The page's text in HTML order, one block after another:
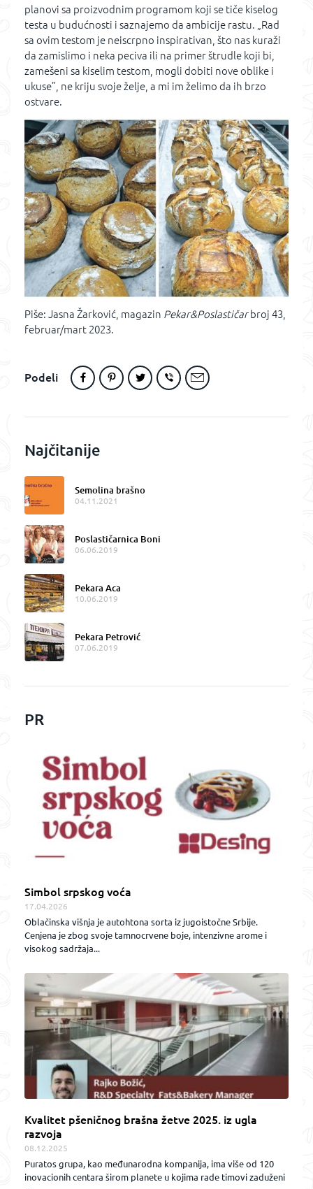
planovi sa proizvodnim programom koji se tiče kiselog
testa u budućnosti i saznajemo da ambicije rastu. „Rad
sa ovim testom je neiscrpno inspirativan, što nas kuraži
da zamislimo i neka peciva ili na primer štrudle koji bi,
zamešeni sa kiselim testom, mogli dobiti nove oblike i
ukuse”, ne kriju svoje želje, a mi im želimo da ih brzo
ostvare.
Piše: Jasna Žarković, magazin Pekar&Poslastičarbroj 43,
februar/mart 2023.
Podeli
Najčitanije
Semolina brašno
04.11.2021
Poslastičarnica Boni
06.06.2019
Pekara Aca
10.06.2019
Pekara Petrović
07.06.2019
PR
Simbol srpskog voća
17.04.2026
Oblačinska višnja je autohtona sorta iz jugoistočne Srbije.
Cenjena je zbog svoje tamnocrvene boje, intenzivne arome i
visokog sadržaja...
Kvalitet pšeničnog brašna žetve 2025. iz ugla
razvoja
08.12.2025
Puratos grupa, kao međunarodna kompanija, ima više od 120
inovacionih centara širom planete u kojima rade timovi zaduženi